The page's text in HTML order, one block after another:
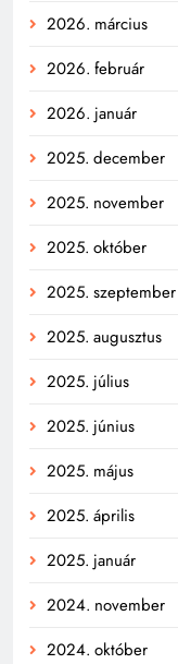
2026. március
2026. február
2026. január
2025. december
2025. november
2025. október
2025. szeptember
2025. augusztus
2025. július
2025. június
2025. május
2025. április
2025. január
2024. november
2024. október